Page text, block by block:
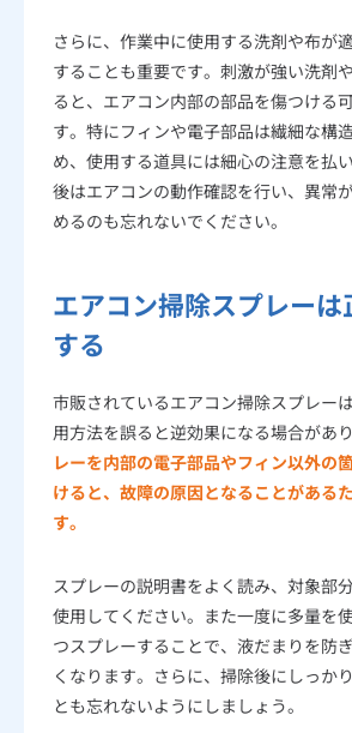
さらに、作業中に使用する洗剤や布が
することも重要です。刺激が強い洗剤
ると、エアコン内部の部品を傷つける
す。特にフィンや電子部品は繊細な構
め、使用する道具には細心の注意を払
後はエアコンの動作確認を行い、異常
めるのも忘れないでください。
エアコン掃除スプレーは
する
市販されているエアコン掃除スプレー
用方法を誤ると逆効果になる場合があり
レーを内部の電子部品やフィン以外の
けると、故障の原因となることがある
す。
スプレーの説明書をよく読み、対象部
使用してください。また一度に多量を
つスプレーすることで、液だまりを防
くなります。さらに、掃除後にしっか
とも忘れないようにしましょう。